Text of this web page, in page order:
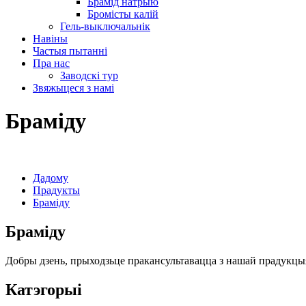
Бромісты калій
Гель-выключальнік
Навіны
Частыя пытанні
Пра нас
Заводскі тур
Звяжыцеся з намі
Браміду
Дадому
Прадукты
Браміду
Браміду
Добры дзень, прыходзьце пракансультавацца з нашай
Катэгорыі